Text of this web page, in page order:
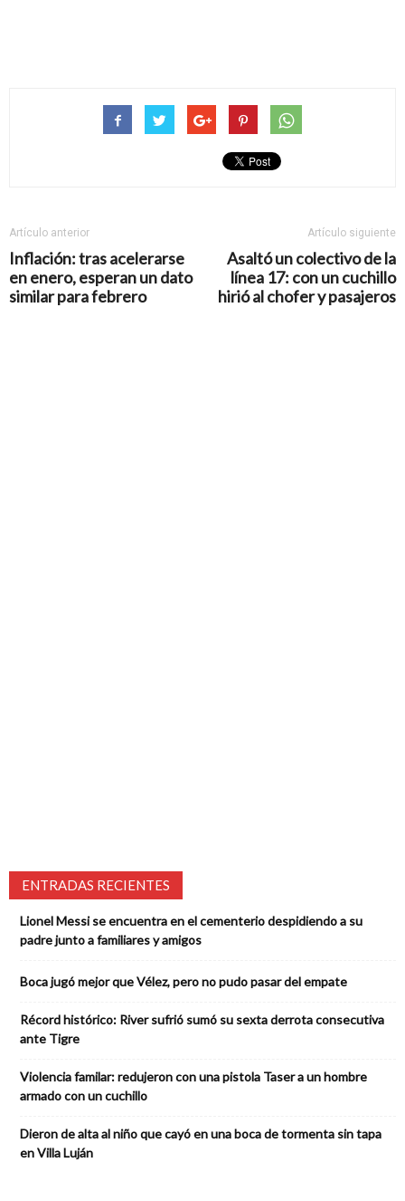
Artículo anterior
Inflación: tras acelerarse
en enero, esperan un dato
similar para febrero
Artículo siguiente
Asaltó un colectivo de la
línea 17: con un cuchillo
hirió al chofer y pasajeros
ENTRADAS RECIENTES
Lionel Messi se encuentra en el cementerio despidiendo a su
padre junto a familiares y amigos
Boca jugó mejor que Vélez, pero no pudo pasar del empate
Récord histórico: River sufrió sumó su sexta derrota consecutiva
ante Tigre
Violencia familar: redujeron con una pistola Taser a un hombre
armado con un cuchillo
Dieron de alta al niño que cayó en una boca de tormenta sin tapa
en Villa Luján